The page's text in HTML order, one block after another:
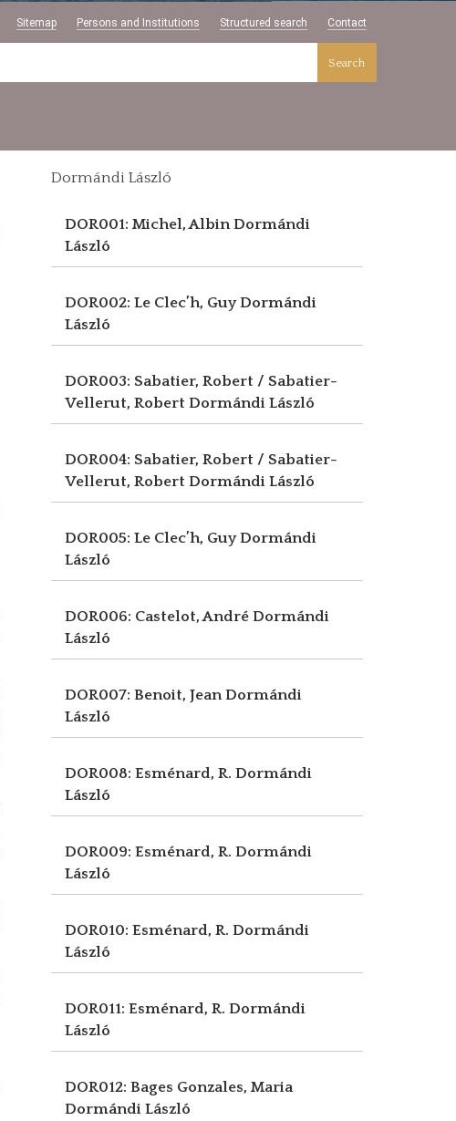
Sitemap Persons and Institutions Structured search Contact
Search
Dormándi László
DOR001: Michel, AlbinDormándi
László
DOR002: Le Clec’h, GuyDormándi
László
DOR003: Sabatier, Robert / Sabatier-
Vellerut, Robert Dormándi László
DOR004: Sabatier, Robert / Sabatier-
Vellerut, Robert Dormándi László
DOR005: Le Clec’h, GuyDormándi
László
DOR006: Castelot, André Dormándi
László
DOR007: Benoit, JeanDormándi
László
DOR008: Esménard, R. Dormándi
László
DOR009: Esménard, R. Dormándi
László
DOR010: Esménard, R. Dormándi
László
DOR011: Esménard, R. Dormándi
László
DOR012: Bages Gonzales, Maria
Dormándi László